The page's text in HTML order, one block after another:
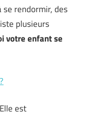
se rendormir, des
plusieurs
votre enfant se
est